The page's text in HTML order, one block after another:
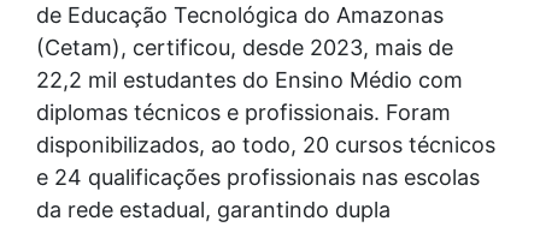
de Educação Tecnológica do Amazonas
(Cetam), certificou, desde 2023, mais de
22,2 mil estudantes do Ensino Médio com
diplomas técnicos e profissionais. Foram
disponibilizados, ao todo, 20 cursos técnicos
e 24 qualificações profissionais nas escolas
da rede estadual, garantindo dupla